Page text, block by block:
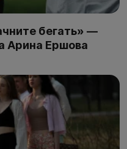
бегать» —
Арина Ершова